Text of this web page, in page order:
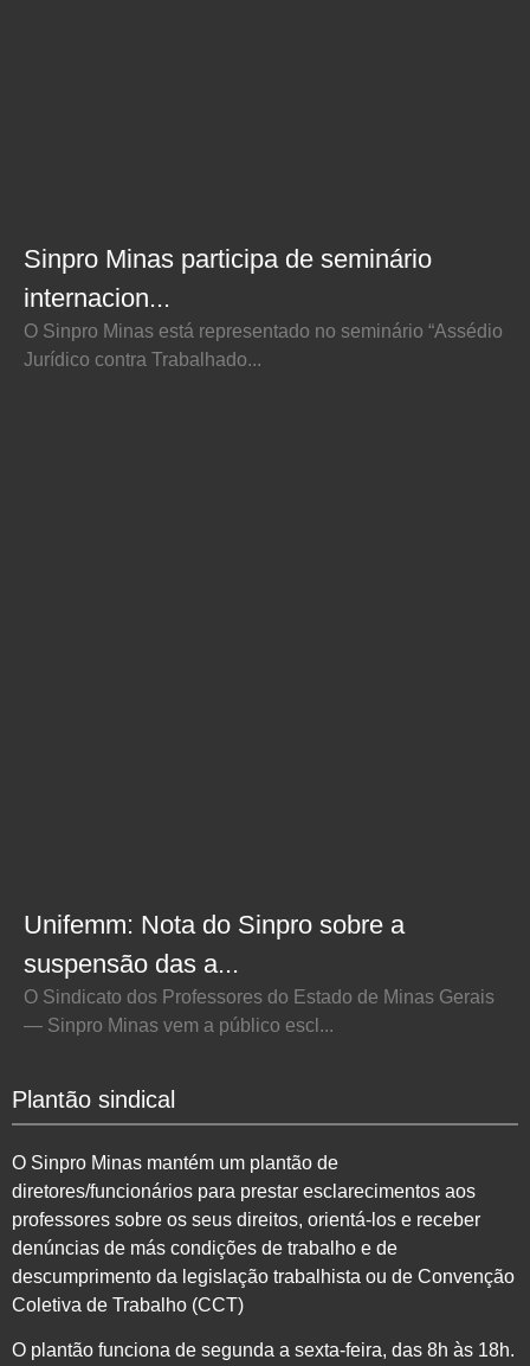
Sinpro Minas participa de seminário
internacion...
O Sinpro Minas está representado no seminário “Assédio
Jurídico contra Trabalhado...
Unifemm: Nota do Sinpro sobre a
suspensão das a...
O Sindicato dos Professores do Estado de Minas Gerais
— Sinpro Minas vem a público escl...
Plantão sindical
O Sinpro Minas mantém um plantão de
diretores/funcionários para prestar esclarecimentos aos
professores sobre os seus direitos, orientá-los e receber
denúncias de más condições de trabalho e de
descumprimento da legislação trabalhista ou de Convenção
Coletiva de Trabalho (CCT)
O plantão funciona de segunda a sexta-feira, das 8h às 18h.